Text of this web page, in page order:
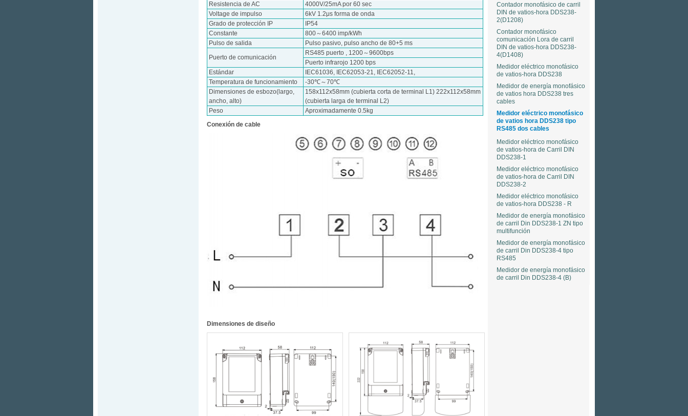
Resistencia de AC
4000V/25mA por 60 sec
Voltage de impulso
6kV 1.2μs forma de onda
Grado de protección IP
IP54
Constante
800～6400 imp/kWh
Pulso de salida
Pulso pasivo, pulso ancho de 80+5 ms
Puerto de comunicación
RS485 puerto , 1200～9600bps
Puerto infrarojo 1200 bps
Estándar
IEC61036, IEC62053-21, IEC62052-11,
Temperatura de funcionamiento
-30℃～70℃
Dimensiones de esbozo(largo,
ancho, alto)
158x112x58mm (cubierta corta de terminal L1) 222x112x58mm
(cubierta larga de terminal L2)
Peso
Aproximadamente 0.5kg
Conexión de cable
Dimensiones de diseño
Contador monofásico de carril
DIN de vatios-hora DDS238-
2(D1208)
Contador monofásico
comunicación Lora de carril
DIN de vatios-hora DDS238-
4(D1408)
Medidor eléctrico monofásico
de vatios-hora DDS238
Medidor de energía monofásico
de vatios hora DDS238 tres
cables
Medidor eléctrico monofásico
de vatios hora DDS238 tipo
RS485 dos cables
Medidor eléctrico monofásico
de vatios-hora de Carril DIN
DDS238-1
Medidor eléctrico monofásico
de vatios-hora de Carril DIN
DDS238-2
Medidor eléctrico monofásico
de vatios-hora DDS238 - R
Medidor de energía monofásico
de carril Din DDS238-1 ZN tipo
multifunción
Medidor de energía monofásico
de carril Din DDS238-4 tipo
RS485
Medidor de energía monofásico
de carril Din DDS238-4 (B)